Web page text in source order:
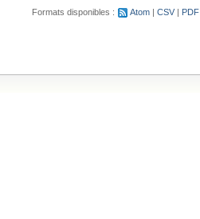
Formats disponibles : Atom CSV PDF